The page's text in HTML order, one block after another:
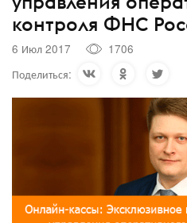
контроля ФНС
6 Июл 2017
1706
Поделиться: